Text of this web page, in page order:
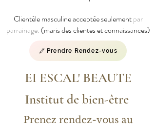
Clientèle masculine acceptée seulementpar
parrainage. (maris des clientes et connaissances)
Prendre Rendez-vous
EI ESCAL' BEAUTE
Institut de bien-être
Prenez rendez-vous au